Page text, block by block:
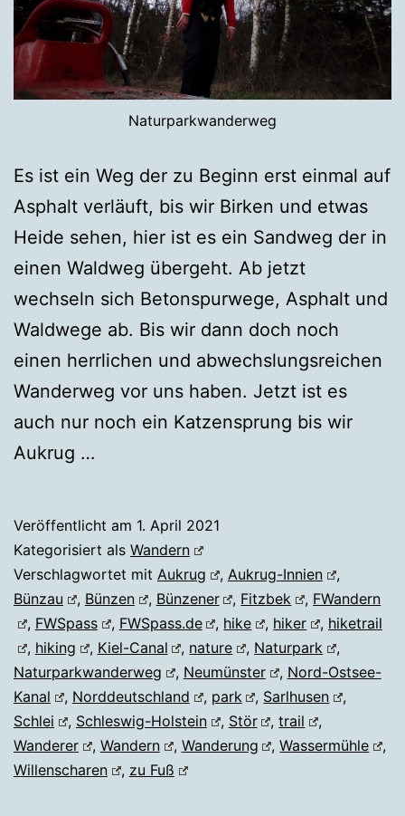
Naturparkwanderweg
Es ist ein Weg der zu Beginn erst einmal auf
Asphalt verläuft, bis wir Birken und etwas
Heide sehen, hier ist es ein Sandweg der in
einen Waldweg übergeht. Ab jetzt
wechseln sich Betonspurwege, Asphalt und
Waldwege ab. Bis wir dann doch noch
einen herrlichen und abwechslungsreichen
Wanderweg vor uns haben. Jetzt ist es
auch nur noch ein Katzensprung bis wir
Aukrug …
Veröffentlicht am 1. April 2021
Kategorisiert als Wandern
Verschlagwortet mit Aukrug , Aukrug-Innien
,
Bünzau
, Bünzen , Bünzener , Fitzbek , FWandern
, FWSpass , FWSpass.de , hike , hiker , hiketrail
, hiking , Kiel-Canal , nature , Naturpark
,
Naturparkwanderweg
, Neumünster , Nord-Ostsee-
Kanal
, Norddeutschland , park , Sarlhusen
,
Schlei
, Schleswig-Holstein , Stör ,trail
,
Wanderer
, Wandern , Wanderung ,Wassermühle
,
Willenscharen
, zu Fuß